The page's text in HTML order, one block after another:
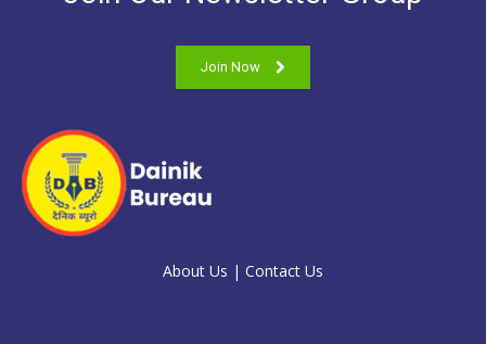
Join Now
About Us | Contact Us